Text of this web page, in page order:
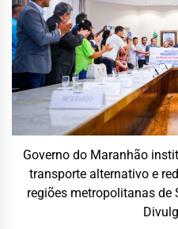
Governo do Maranhão
transporte alternativo e
regiões metropolitanas de